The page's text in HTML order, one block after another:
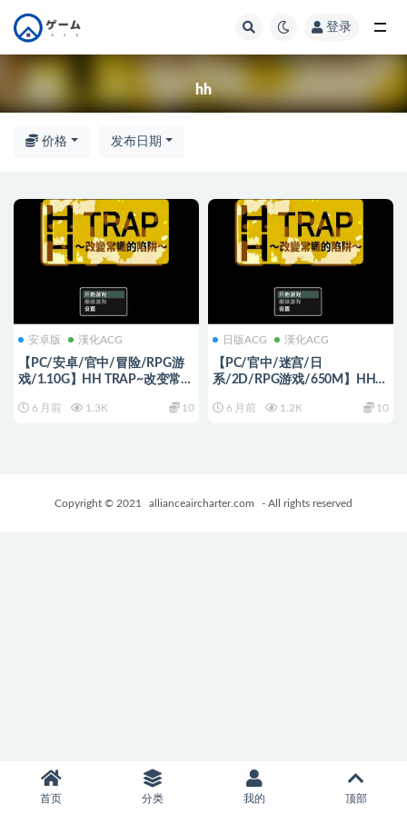
登录
hh
价格 发布日期
安卓版 漢化ACG
【PC/安卓/官中/冒险/RPG游
戏/1.10G】HH TRAP~改变常识
の罠~）官中版+存档+PC+安卓
6 月前 1.3K 10
日版ACG 漢化ACG
【PC/官中/迷宫/日
系/2D/RPG游戏/650M】HH
STEAM官方中文版+迷宫+日系
6 月前 1.2K 10
Copyright © 2021 allianceaircharter.com - All rights reserved
首页 分类 我的 顶部